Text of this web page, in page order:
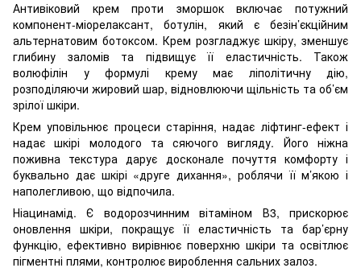
Антивіковий крем проти зморшок включає потужний
компонент-міорелаксант, ботулін, який є безін’єкційним
альтернатовим ботоксом. Крем розгладжує шкіру, зменшує
глибину заломів та підвищує її еластичність. Також
волюфілін у формулі крему має ліполітичну дію,
розподіляючи жировий шар, відновлюючи щільність та об’єм
зрілої шкіри.
Крем уповільнює процеси старіння, надає ліфтинг-ефект і
надає шкірі молодого та сяючого вигляду. Його ніжна
поживна текстура дарує досконале почуття комфорту і
буквально дає шкірі «друге дихання», роблячи її м’якою і
наполегливою, що відпочила.
Ніацинамід. Є водорозчинним вітаміном В3, прискорює
оновлення шкіри, покращує її еластичність та бар’єрну
функцію, ефективно вирівнює поверхню шкіри та освітлює
пігментні плями, контролює вироблення сальних залоз.